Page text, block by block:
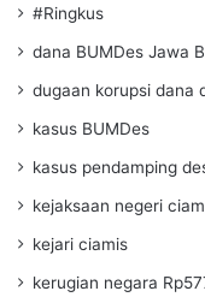
#Ringkus
dana BUMDes Jawa
dugaan korupsi dana
kasus BUMDes
kasus pendamping
kejaksaan negeri
kejari ciamis
kerugian negara